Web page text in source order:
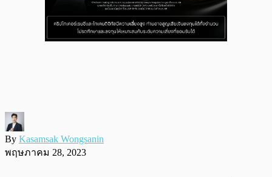
By Kasamsak Wongsanin
พฤษภาคม 28, 2023